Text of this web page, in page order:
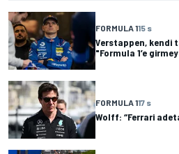
FORMULA 115 s
Verstappen, kendi
"Formula 1’e
FORMULA 117 s
Wolff: “Ferrari